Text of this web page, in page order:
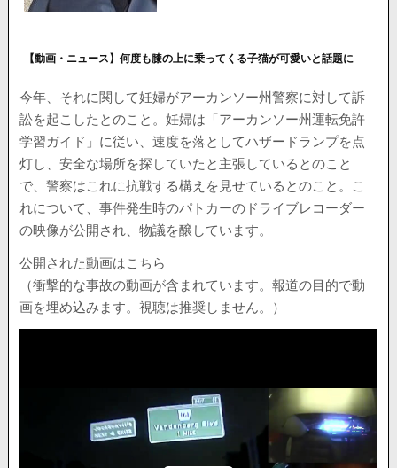
【動画・ニュース】何度も膝の上に乗ってくる子猫が可愛いと話題に
今年、それに関して妊婦がアーカンソー州警察に対して訴
訟を起こしたとのこと。妊婦は「アーカンソー州運転免許
学習ガイド」に従い、速度を落としてハザードランプを点
灯し、安全な場所を探していたと主張しているとのこと
で、警察はこれに抗戦する構えを見せているとのこと。こ
れについて、事件発生時のパトカーのドライブレコーダー
の映像が公開され、物議を醸しています。
公開された動画はこちら
（衝撃的な事故の動画が含まれています。報道の目的で動
画を埋め込みます。視聴は推奨しません。）